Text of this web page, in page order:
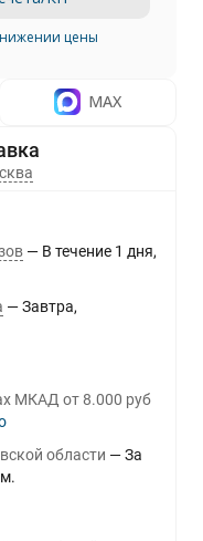
цены
MAX
В течение 1 дня
Завтра
МКАД от 8.000 руб
области
За